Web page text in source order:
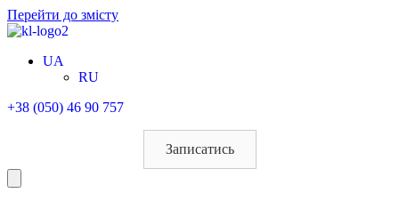
Перейти до змісту
UA
RU
+38 (050) 46 90 757
Записатись